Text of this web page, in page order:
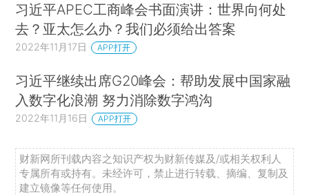
习近平APEC工商峰会书面演讲：世界向何处
去？亚太怎么办？我们必须给出答案
2022年11月17日 APP打开
习近平继续出席G20峰会：帮助发展中国家融
入数字化浪潮 努力消除数字鸿沟
2022年11月16日 APP打开
财新网所刊载内容之知识产权为财新传媒及/或相关权利人
专属所有或持有。未经许可，禁止进行转载、摘编、复制及
建立镜像等任何使用。